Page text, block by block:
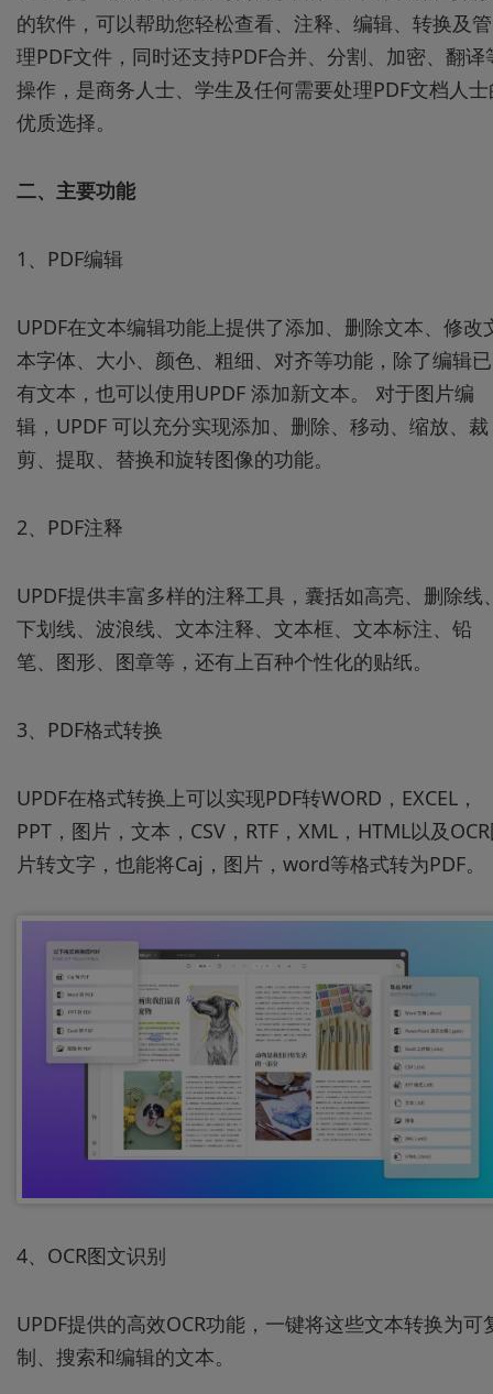
的软件，可以帮助您轻松查看、注释、编辑、转换及管
理PDF文件，同时还支持PDF合并、分割、加密、翻译
操作，是商务人士、学生及任何需要处理PDF文档人
优质选择。
二、主要功能
1、PDF编辑
UPDF在文本编辑功能上提供了添加、删除文本、修改
本字体、大小、颜色、粗细、对齐等功能，除了编辑已
有文本，也可以使用UPDF 添加新文本。 对于图片编
辑，UPDF 可以充分实现添加、删除、移动、缩放、裁
剪、提取、替换和旋转图像的功能。
2、PDF注释
UPDF提供丰富多样的注释工具，囊括如高亮、删除线
下划线、波浪线、文本注释、文本框、文本标注、铅
笔、图形、图章等，还有上百种个性化的贴纸。
3、PDF格式转换
UPDF在格式转换上可以实现PDF转WORD，EXCEL，
PPT，图片，文本，CSV，RTF，XML，HTML以及
片转文字，也能将Caj，图片，word等格式转为PDF。
4、OCR图文识别
UPDF提供的高效OCR功能，一键将这些文本转换为可
制、搜索和编辑的文本。